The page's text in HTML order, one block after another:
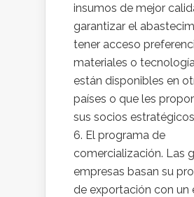
insumos de mejor
garantizar el
tener acceso
materiales o
están disponibles en
países o que les
sus socios
El programa de
comercialización. Las
empresas basan su
de exportación con un